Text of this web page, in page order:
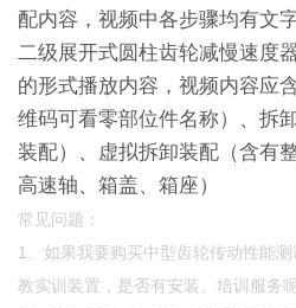
配内容，视频中各步骤均有文
二级展开式圆柱齿轮减慢速度
的形式播放内容，视频内容应
维码可看零部位件名称）、拆
装配）、虚拟拆卸装配（含有
高速轴、箱盖、箱座）
常见问题：
1、如果我要购买中型齿轮传动性能
教实训装置，是否有安装、培训服务